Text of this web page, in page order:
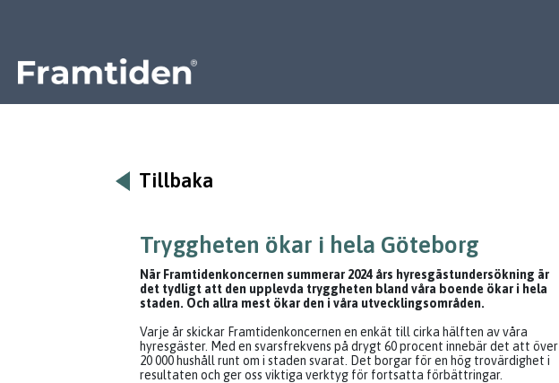
Tillbaka
Tryggheten ökar i hela Göteborg
När Framtidenkoncernen summerar 2024 års hyresgästundersökning är
det tydligt att den upplevda tryggheten bland våra boende ökar i hela
staden. Och allra mest ökar den i våra utvecklingsområden.
Varje år skickar Framtidenkoncernen en enkät till cirka hälften av våra
hyresgäster. Med en svarsfrekvens på drygt 60 procent innebär det att över
20 000 hushåll runt om i staden svarat. Det borgar för en hög trovärdighet i
resultaten och ger oss viktiga verktyg för fortsatta förbättringar.